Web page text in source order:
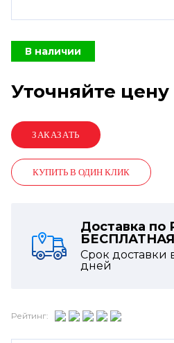
В наличии
Уточняйте цену
КУПИТЬ В ОДИН КЛИК
Доставка
БЕСПЛАТНАЯ
Срок доставки
дней
Рейтинг: